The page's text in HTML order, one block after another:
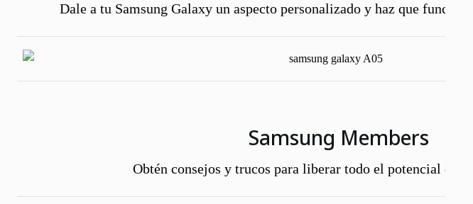
Dale a tu Samsung Galaxy un aspecto personalizado y haz que
Samsung Members
Obtén consejos y trucos para liberar todo el potencial de